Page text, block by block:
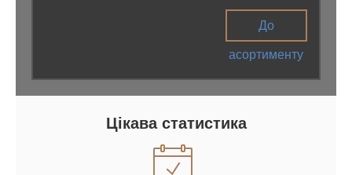
До
асортименту
Цікава статистика